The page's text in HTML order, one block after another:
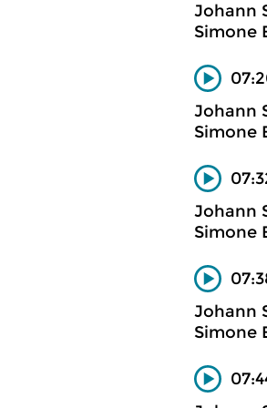
Johann
Simone
Johann
Simone
Johann
Simone
Johann
Simone